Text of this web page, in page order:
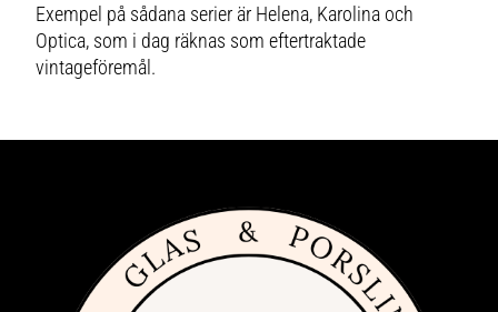
Exempel på sådana serier är Helena, Karolina och
Optica, som i dag räknas som eftertraktade
vintageföremål.